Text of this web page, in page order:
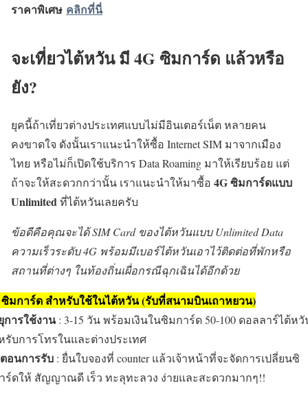
ราคาพิเศษ คลิกที่นี่
จะเที่ยวไต้หวัน มี 4G ซิมการ์ด แล้วหรือ
ยัง?
ยุคนี้ถ้าเที่ยวต่างประเทศแบบไม่มีอินเตอร์เน็ต หลายคน
คงขาดใจ ดังนั้นเราแนะนำให้ซื้อ Internet SIM มาจากเมือง
ไทย หรือไม่ก็เปิดใช้บริการ Data Roaming มาให้เรียบร้อย แต่
ถ้าจะให้สะดวกกว่านั้น เราแนะนำให้มาซื้อ 4G ซิมการ์ดแบบ
Unlimited ที่ไต้หวันเลยครับ
ข้อดีคือคุณจะได้ SIM Card ของไต้หวันแบบ Unlimited Data
ความเร็วระดับ 4G พร้อมมีเบอร์ไต้หวันเอาไว้ติดต่อที่พักหรือ
สถานที่ต่างๆ ในท้องถิ่นเผื่อกรณีฉุกเฉินได้อีกด้วย
ซิมการ์ด สำหรับใช้ในไต้หวัน (รับที่สนามบินเถาหยวน)
การใช้งาน: 3-15 วัน พร้อมเงินในซิมการ์ด 50-100 ดอลลาร์ไต้ห
รับการโทรในและต่างประเทศ
อนการรับ : ยื่นใบจองที่ counter แล้วเจ้าหน้าที่จะจัดการเปลี่ยนซิ
ร์ดให้ สัญญาณดี เร็ว ทะลุทะลวง ง่ายและสะดวกมากๆ!!